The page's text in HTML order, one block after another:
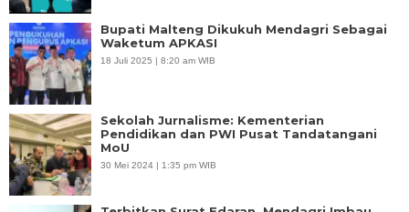
Bupati Malteng Dikukuh Mendagri Sebagai
Waketum APKASI
18 Juli 2025 | 8:20 am WIB
Sekolah Jurnalisme: Kementerian
Pendidikan dan PWI Pusat Tandatangani
MoU
30 Mei 2024 | 1:35 pm WIB